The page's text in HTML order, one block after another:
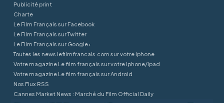
Publicité print
Charte
Le Film Français sur Facebook
Le Film Français sur Twitter
Le Film Français sur Google+
Toutes les news lefilmfrancais.com sur votre Iphone
Votre magazine Le film français sur votre Iphone/Ipad
Votre magazine Le film français sur Android
Nos Flux RSS
Cannes Market News : Marché du Film Official Daily